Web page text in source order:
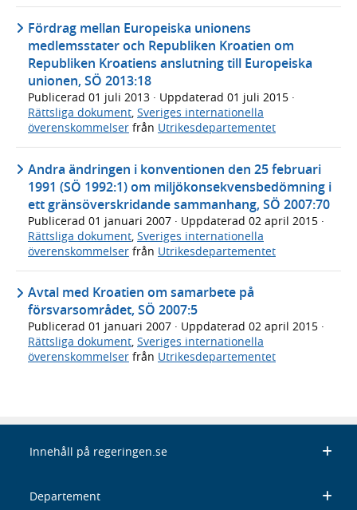
Fördrag mellan Europeiska unionens
medlemsstater och Republiken Kroatien om
Republiken Kroatiens anslutning till Europeiska
unionen, SÖ 2013:18
Publicerad 01 juli 2013 · Uppdaterad 01 juli 2015 ·
Rättsliga dokument, Sveriges internationella
överenskommelser från Utrikesdepartementet
Andra ändringen i konventionen den 25 februari
1991 (SÖ 1992:1) om miljökonsekvensbedömning i
ett gränsöverskridande sammanhang, SÖ 2007:70
Publicerad 01 januari 2007 · Uppdaterad 02 april 2015 ·
Rättsliga dokument, Sveriges internationella
överenskommelser från Utrikesdepartementet
Avtal med Kroatien om samarbete på
försvarsområdet, SÖ 2007:5
Publicerad 01 januari 2007 · Uppdaterad 02 april 2015 ·
Rättsliga dokument, Sveriges internationella
överenskommelser från Utrikesdepartementet
Innehåll på regeringen.se
Departement